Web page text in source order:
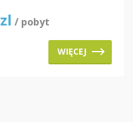
zl / pobyt
WIĘCEJ